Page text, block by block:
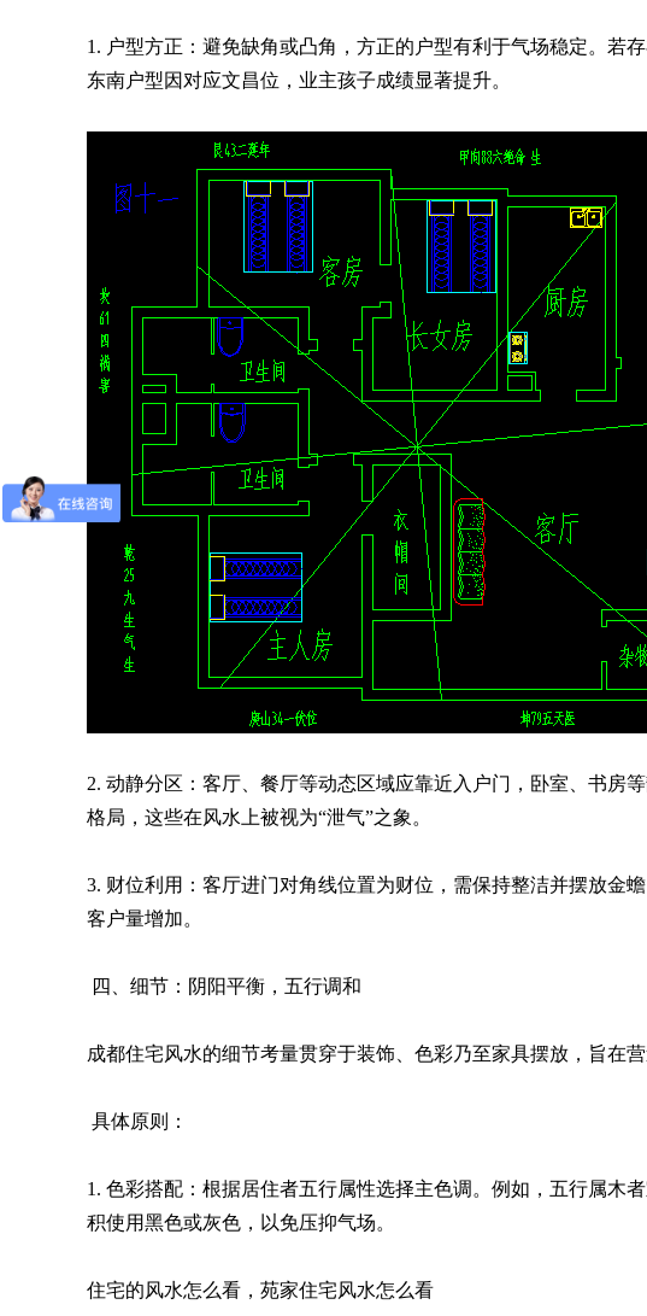
1. 户型方正：避免缺角或凸角，方正的户型有利于气场稳定。若
东南户型因对应文昌位，业主孩子成绩显著提升。
2. 动静分区：客厅、餐厅等动态区域应靠近入户门，卧室、书房
格局，这些在风水上被视为“泄气”之象。
3. 财位利用：客厅进门对角线位置为财位，需保持整洁并摆放金
客户量增加。
四、细节：阴阳平衡，五行调和
成都住宅风水的细节考量贯穿于装饰、色彩乃至家具摆放，旨在营
具体原则：
1. 色彩搭配：根据居住者五行属性选择主色调。例如，五行属木
积使用黑色或灰色，以免压抑气场。
住宅的风水怎么看，苑家住宅风水怎么看